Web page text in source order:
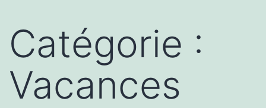
Catégorie :
Vacances